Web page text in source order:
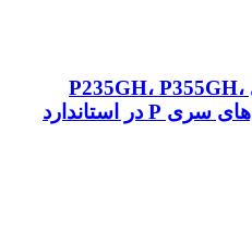
مقایسه جامع گریدهای P235GH، P355GH،
P460NL1 و دیگر ورق‌های سری P در استاندارد